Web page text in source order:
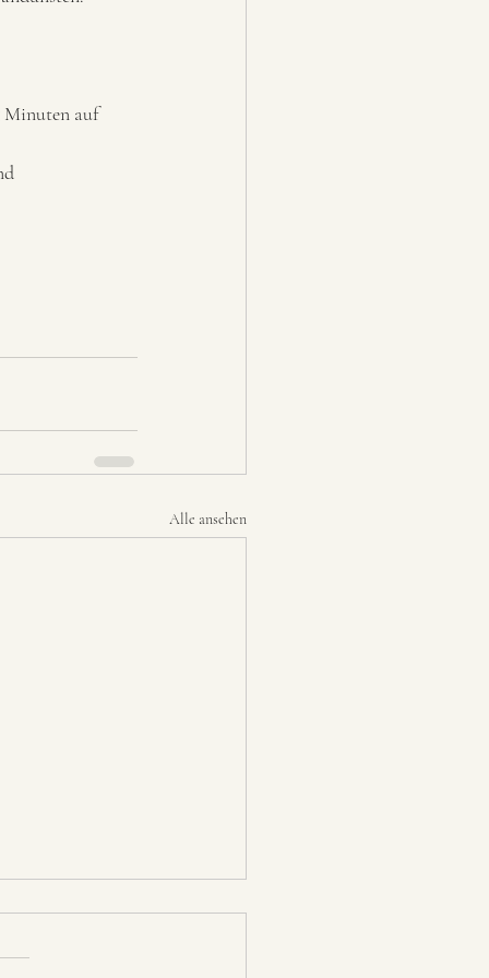
Minuten auf
Alle ansehen